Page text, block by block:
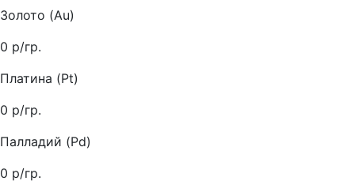
Золото (Au)
0 р/гр.
Платина (Pt)
0 р/гр.
Палладий (Pd)
0 р/гр.